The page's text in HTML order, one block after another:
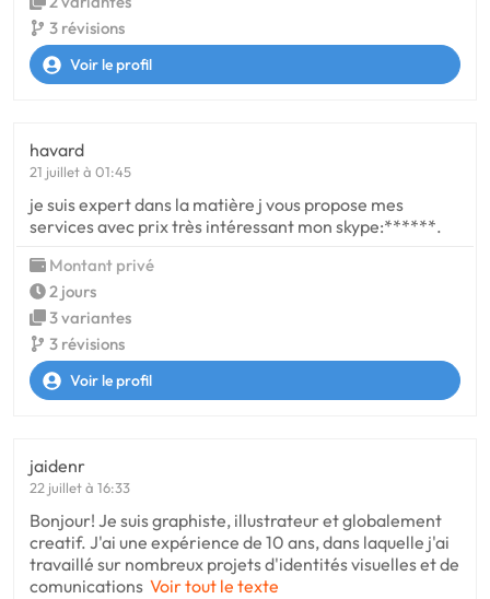
3 révisions
Voir le profil
havard
21 juillet à 01:45
je suis expert dans la matière j vous propose mes
services avec prix très intéressant mon skype:******.
Montant privé
2 jours
3 variantes
3 révisions
Voir le profil
jaidenr
22 juillet à 16:33
Bonjour! Je suis graphiste, illustrateur et globalement
creatif. J'ai une expérience de 10 ans, dans laquelle j'ai
travaillé sur nombreux projets d'identités visuelles et de
comunications Voir tout le texte